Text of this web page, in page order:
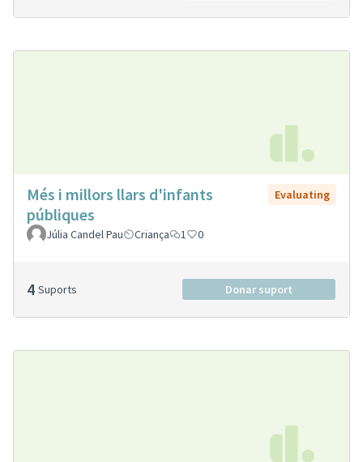
Més i millors llars d'infants
públiques
Evaluating
Júlia Candel Pau Criança 1 0
4 Suports Donar suport